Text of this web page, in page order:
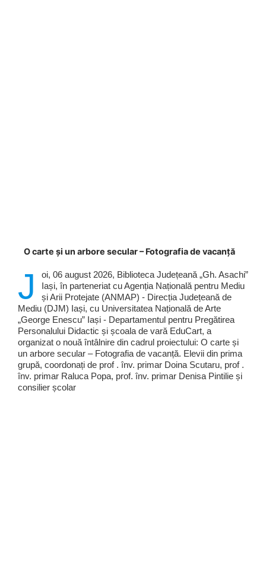
O carte și un arbore secular – Fotografia de vacanță
J
oi, 06 august 2026, Biblioteca Județeană „Gh. Asachi”
Iași, în parteneriat cu Agenția Națională pentru Mediu
și Arii Protejate (ANMAP) - Direcția Județeană de
Mediu (DJM) Iași, cu Universitatea Națională de Arte
„George Enescu” Iași - Departamentul pentru Pregătirea
Personalului Didactic și școala de vară EduCart, a
organizat o nouă întâlnire din cadrul proiectului: O carte și
un arbore secular – Fotografia de vacanță. Elevii din prima
grupă, coordonați de prof . înv. primar Doina Scutaru, prof .
înv. primar Raluca Popa, prof. înv. primar Denisa Pintilie și
consilier școlar